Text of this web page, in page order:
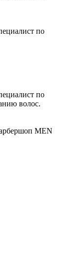
по
по
волос.
MЕN